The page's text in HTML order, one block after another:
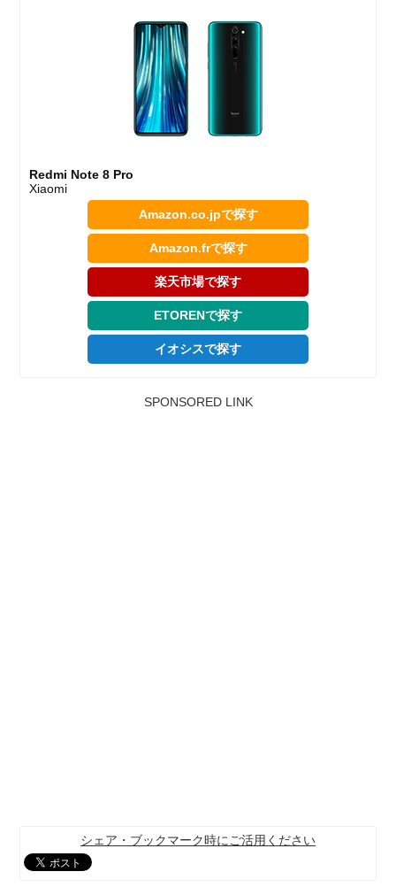
Redmi Note 8 Pro
Xiaomi
Amazon.co.jpで探す
Amazon.frで探す
楽天市場で探す
ETORENで探す
イオシスで探す
SPONSORED LINK
シェア・ブックマーク時にご活用ください